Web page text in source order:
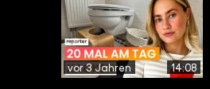
vor 3 Jahren 14:08